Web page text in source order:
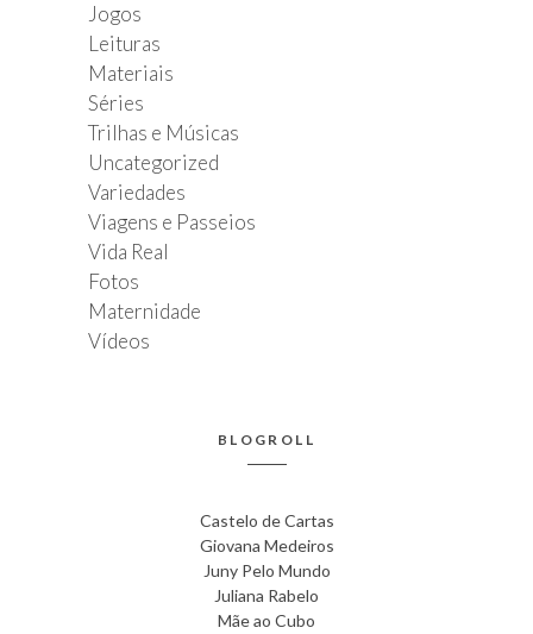
Jogos
Leituras
Materiais
Séries
Trilhas e Músicas
Uncategorized
Variedades
Viagens e Passeios
Vida Real
Fotos
Maternidade
Vídeos
BLOGROLL
Castelo de Cartas
Giovana Medeiros
Juny Pelo Mundo
Juliana Rabelo
Mãe ao Cubo